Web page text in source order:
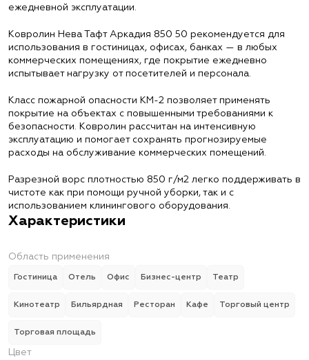
ежедневной эксплуатации.
Ковролин Нева Тафт Аркадия 850 50 рекомендуется для
использования в гостиницах, офисах, банках — в любых
коммерческих помещениях, где покрытие ежедневно
испытывает нагрузку от посетителей и персонала.
Класс пожарной опасности КМ-2 позволяет применять
покрытие на объектах с повышенными требованиями к
безопасности. Ковролин рассчитан на интенсивную
эксплуатацию и помогает сохранять прогнозируемые
расходы на обслуживание коммерческих помещений.
Разрезной ворс плотностью 850 г/м2 легко поддерживать в
чистоте как при помощи ручной уборки, так и с
использованием клинингового оборудования.
Характеристики
Область применения
Гостиница Отель Офис Бизнес-центр Театр
Кинотеатр Бильярдная Ресторан Кафе Торговый центр
Торговая площадь
Цвет